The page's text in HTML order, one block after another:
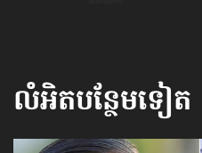
លំអិតបន្ថែមទៀត